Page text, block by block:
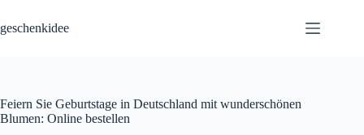
content
geschenkidee
Feiern Sie Geburtstage in Deutschland mit wunderschönen
Blumen: Online bestellen